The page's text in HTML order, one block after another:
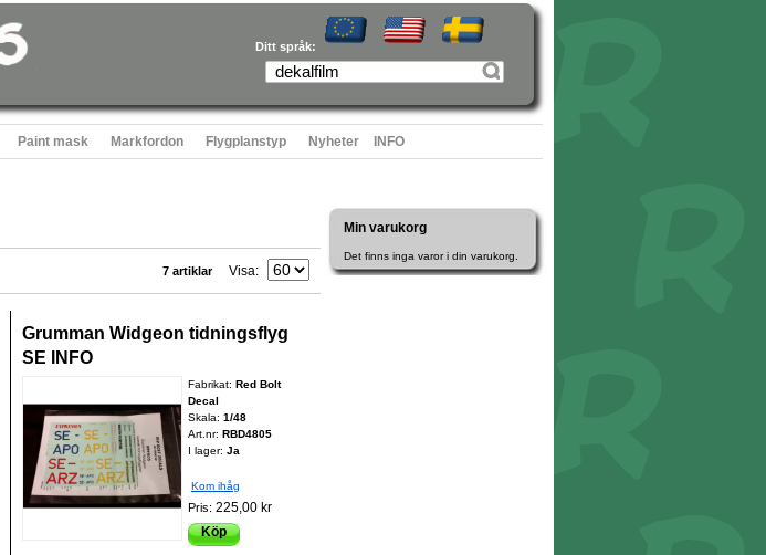
Ditt språk:
Paint mask Markfordon Flygplanstyp Nyheter INFO
7 artiklar Visa
Grumman Widgeon tidningsflyg
SE INFO
Fabrikat: Red Bolt
Decal
Skala: 1/48
Art.nr: RBD4805
I lager: Ja
Kom ihåg
Pris: 225,00 kr
Köp
Min varukorg
Det finns inga varor i din varukorg.